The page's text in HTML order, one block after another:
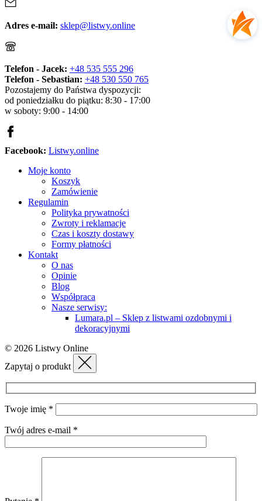
Adres e-mail: sklep@listwy.online
Telefon - Jacek: +48 535 555 296
Telefon - Sebastian: +48 530 550 765
Pozostajemy do Państwa dyspozycji:
od poniedziałku do piątku: 8:30 - 17:00
w soboty: 9:00 - 14:00
Facebook: Listwy.online
Moje konto
Koszyk
Zamówienie
Regulamin
Polityka prywatności
Zwroty i reklamacje
Czas i koszty dostawy
Formy płatności
Kontakt
O nas
Opinie
Blog
Współpraca
Nasze serwisy:
Lumara.pl – Sklep z listwami ozdobnymi i
dekoracyjnymi
© 2026 Listwy Online
Zapytaj o produkt
Twoje imię *
Twój adres e-mail *